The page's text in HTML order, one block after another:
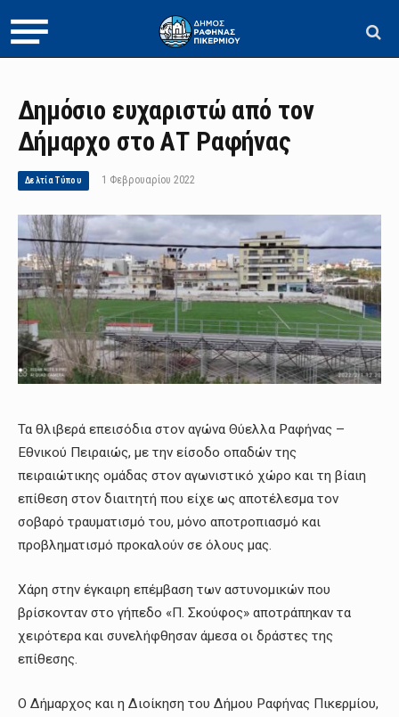
Δημόσιο ευχαριστώ από τον
Δήμαρχο στο ΑΤ Ραφήνας
Δελτία Τύπου 1 Φεβρουαρίου 2022
Τα θλιβερά επεισόδια στον αγώνα Θύελλα Ραφήνας –
Εθνικού Πειραιώς, με την είσοδο οπαδών της
πειραιώτικης ομάδας στον αγωνιστικό χώρο και τη βίαιη
επίθεση στον διαιτητή που είχε ως αποτέλεσμα τον
σοβαρό τραυματισμό του, μόνο αποτροπιασμό και
προβληματισμό προκαλούν σε όλους μας.
Χάρη στην έγκαιρη επέμβαση των αστυνομικών που
βρίσκονταν στο γήπεδο «Π. Σκούφος» αποτράπηκαν τα
χειρότερα και συνελήφθησαν άμεσα οι δράστες της
επίθεσης.
Ο Δήμαρχος και η Διοίκηση του Δήμου Ραφήνας Πικερμίου,